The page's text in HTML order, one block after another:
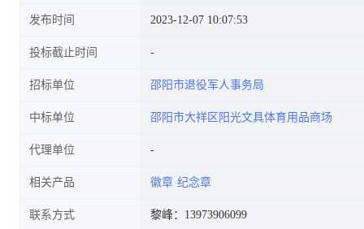
发布时间 2023-12-07 10:07:53
投标截止时间
招标单位 邵阳市退役军人事务局
中标单位 邵阳市大祥区阳光文具体育用品商场
代理单位
相关产品 徽章 纪念章
联系方式 黎峰：13973906099